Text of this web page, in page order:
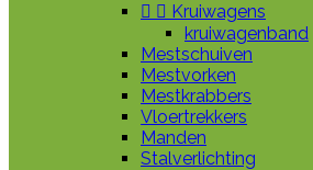
  Kruiwagens
kruiwagenband
Mestschuiven
Mestvorken
Mestkrabbers
Vloertrekkers
Manden
Stalverlichting